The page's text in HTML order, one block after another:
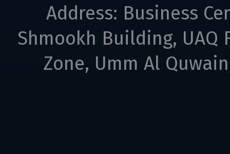
Address: Business
Shmookh Building, UAQ
Zone, Umm Al